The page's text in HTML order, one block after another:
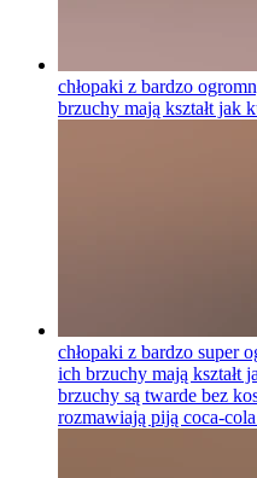
chłopaki z bardzo
brzuchy mają kształt jak
chłopaki z bardzo super
ich brzuchy mają kształt
brzuchy są twarde bez
rozmawiają piją coca-cola